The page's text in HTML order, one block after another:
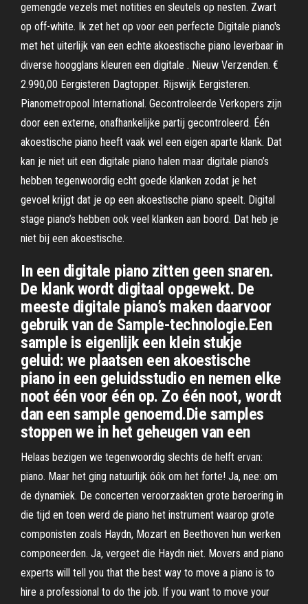
gemengde vezels met notities en sleutels op nesten. Zwart
op off-white. Ik zet het op voor een perfecte Digitale piano's
met het uiterlijk van een echte akoestische piano leverbaar in
diverse hoogglans kleuren een digitale . Nieuw Verzenden. €
2.990,00 Eergisteren Dagtopper. Rijswijk Eergisteren.
Pianometropool International. Gecontroleerde Verkopers zijn
door een externe, onafhankelijke partij gecontroleerd. Één
akoestische piano heeft vaak wel een eigen aparte klank. Dat
kan je niet uit een digitale piano halen maar digitale piano’s
hebben tegenwoordig echt goede klanken zodat je het
gevoel krijgt dat je op een akoestische piano speelt. Digital
stage piano’s hebben ook veel klanken aan boord. Dat heb je
niet bij een akoestische.
In een digitale piano zitten geen snaren.
De klank wordt digitaal opgewekt. De
meeste digitale piano’s maken daarvoor
gebruik van de Sample-technologie.Een
sample is eigenlijk een klein stukje
geluid: we plaatsen een akoestische
piano in een geluidsstudio en nemen elke
noot één voor één op. Zo één noot, wordt
dan een sample genoemd.Die samples
stoppen we in het geheugen van een
Helaas bezigen we tegenwoordig slechts de helft ervan:
piano. Maar het ging natuurlijk óók om het forte! Ja, nee: om
de dynamiek. De concerten veroorzaakten grote beroering in
die tijd en toen werd de piano het instrument waarop grote
componisten zoals Haydn, Mozart en Beethoven hun werken
componeerden. Ja, vergeet die Haydn niet. Movers and piano
experts will tell you that the best way to move a piano is to
hire a professional to do the job. If you want to move your